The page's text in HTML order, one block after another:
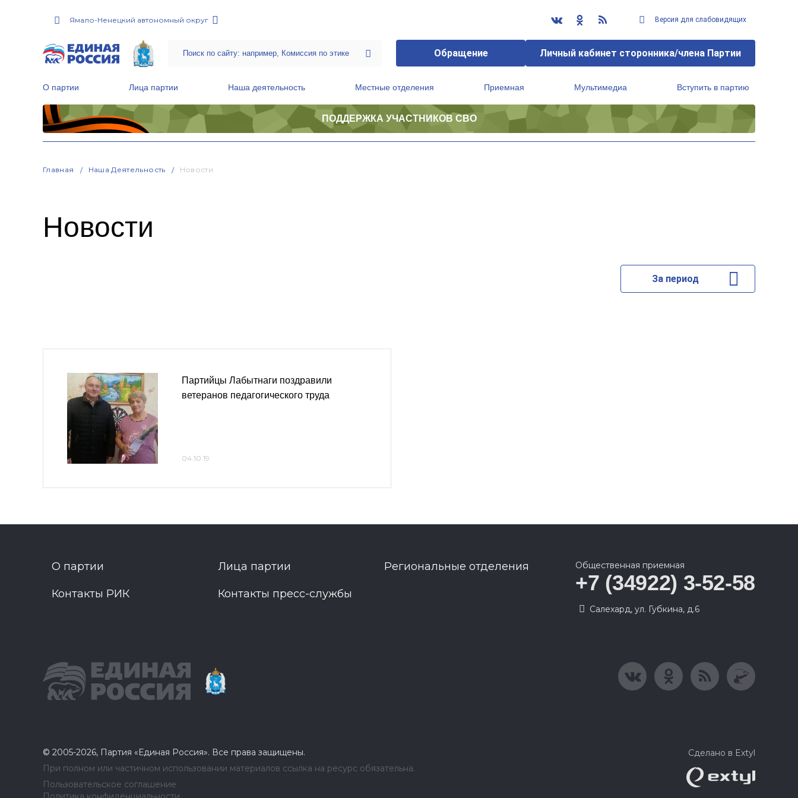
Ямало-Ненецкий автономный округ Версия для слабовидящих
Обращение Личный кабинет сторонника/члена Партии
О партии Лица партии Наша деятельность Местные отделения Приемная Мультимедиа Вступить в партию
ПОДДЕРЖКА УЧАСТНИКОВ СВО
Главная Наша Деятельность Новости
Новости
За период
Партийцы Лабытнаги поздравили
ветеранов педагогического труда
04.10.19
О партии Лица партии Региональные отделения
Контакты РИК Контакты пресс-службы
Общественная приемная
+7 (34922) 3-52-58
Салехард, ул. Губкина, д.6
© 2005-2026, Партия «Единая Россия». Все права защищены.
При полном или частичном использовании материалов ссылка на ресурс обязательна.
Пользовательское соглашение
Сделано в Extyl